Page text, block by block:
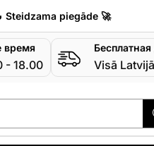
Steidzama piegāde 🚀
время
- 18.00 Visā Latvijā